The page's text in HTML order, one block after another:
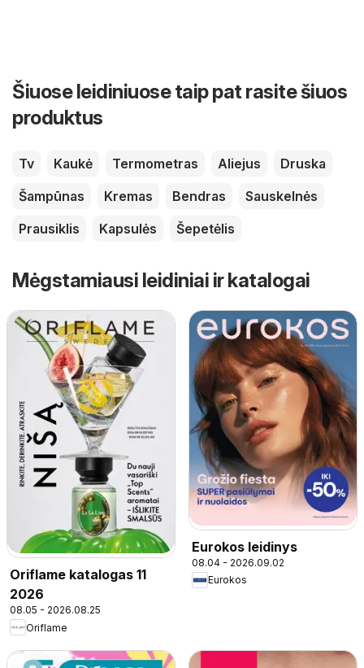
Šiuose leidiniuose taip pat rasite šiuos
produktus
Tv Kaukė Termometras Aliejus
Druska
Šampūnas
Kremas Bendras
Sauskelnės
Prausiklis
Kapsulės Šepetėlis
Mėgstamiausi leidiniai ir katalogai
Oriflame katalogas 11
2026
08.05 - 2026.08.25
Oriflame
Eurokos leidinys
08.04 - 2026.09.02
Eurokos